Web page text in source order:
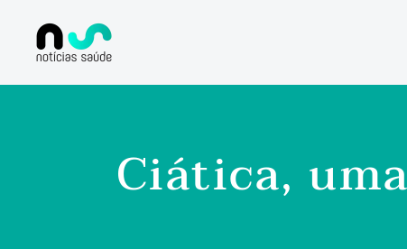
Ciática,